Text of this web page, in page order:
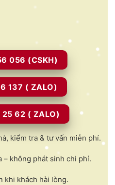
056 (CSKH)
137 ( ZALO)
62 ( ZALO)
kiểm tra & tư vấn miễn phí.
– không phát sinh chi phí.
khi khách hài lòng.